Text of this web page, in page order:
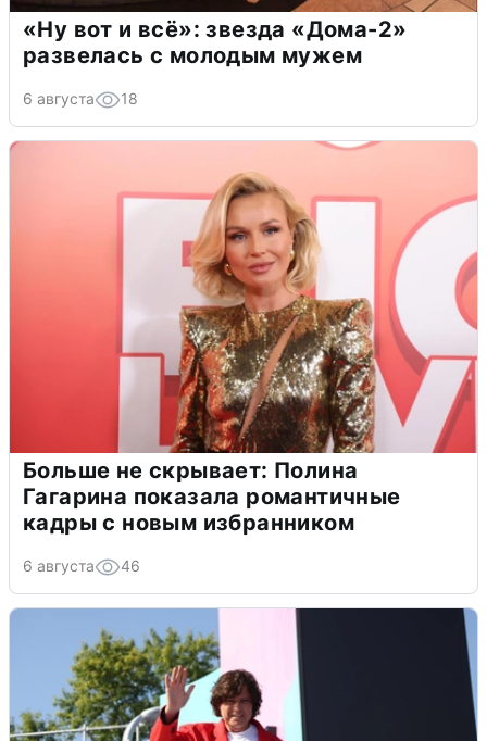
«Ну вот и всё»: звезда «Дома-2»
развелась с молодым мужем
6 августа 18
Больше не скрывает: Полина
Гагарина показала романтичные
кадры с новым избранником
6 августа 46